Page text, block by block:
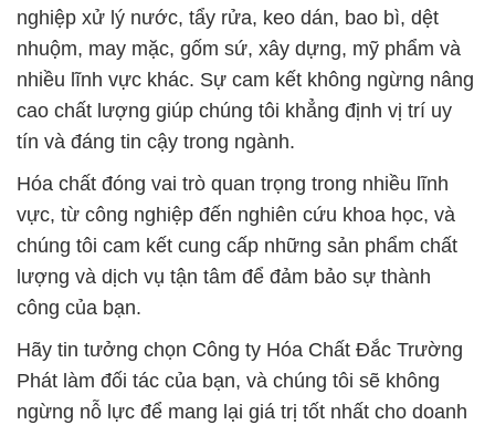
nghiệp xử lý nước, tẩy rửa, keo dán, bao bì, dệt
nhuộm, may mặc, gốm sứ, xây dựng, mỹ phẩm và
nhiều lĩnh vực khác. Sự cam kết không ngừng nâng
cao chất lượng giúp chúng tôi khẳng định vị trí uy
tín và đáng tin cậy trong ngành.
Hóa chất đóng vai trò quan trọng trong nhiều lĩnh
vực, từ công nghiệp đến nghiên cứu khoa học, và
chúng tôi cam kết cung cấp những sản phẩm chất
lượng và dịch vụ tận tâm để đảm bảo sự thành
công của bạn.
Hãy tin tưởng chọn Công ty Hóa Chất Đắc Trường
Phát làm đối tác của bạn, và chúng tôi sẽ không
ngừng nỗ lực để mang lại giá trị tốt nhất cho doanh